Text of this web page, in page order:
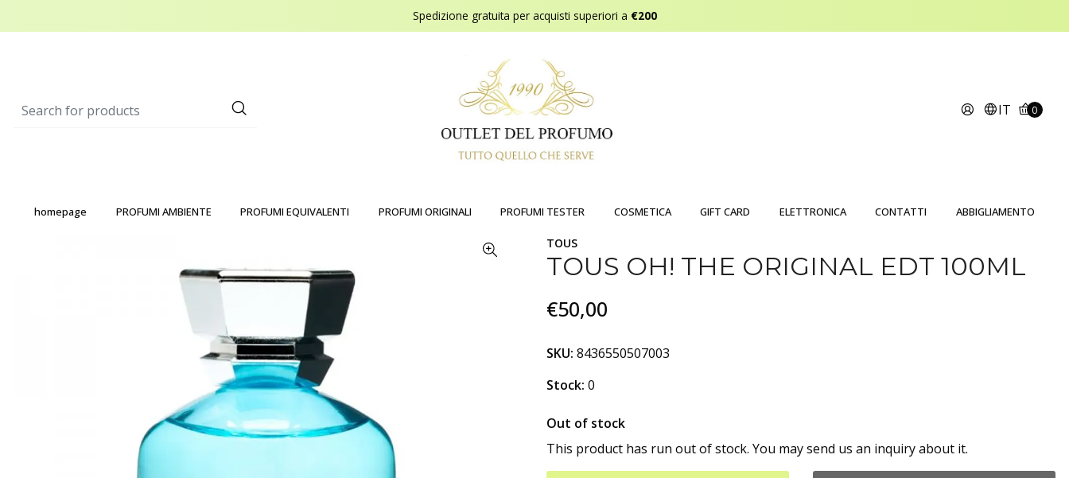
Spedizione gratuita per acquisti superiori a €200
IT 0
homepage PROFUMI AMBIENTE PROFUMI EQUIVALENTI PROFUMI ORIGINALI PROFUMI TESTER COSMETICA GIFT CARD ELETTRONICA CONTATTI ABBIGLIAMENTO
TOUS
TOUS OH! THE ORIGINAL EDT 100ML
€50,00
SKU: 8436550507003
Stock: 0
Out of stock
This product has run out of stock. You may send us an inquiry about it.